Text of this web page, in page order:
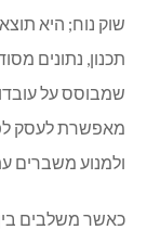
שוק נוח; היא
תכנון, נתונים
שמבוסס על
מאפשרת לעסק
ולמנוע משברים
כאשר משלבים